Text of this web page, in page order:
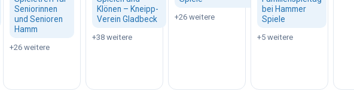
Seniorinnen
und Senioren
Hamm
+26 weitere
Klönen – Kneipp-
Verein Gladbeck
+38 weitere
+26 weitere
bei Hammer
Spiele
+5 weitere